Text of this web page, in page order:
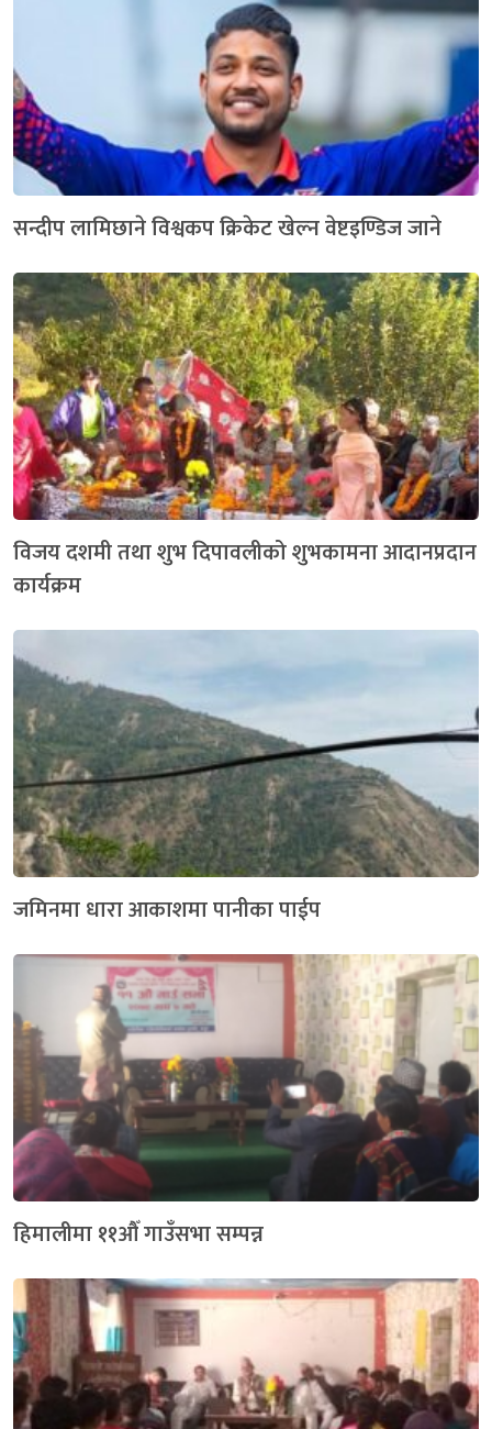
सन्दीप लामिछाने विश्वकप क्रिकेट खेल्न वेष्टइण्डिज जाने
विजय दशमी तथा शुभ दिपावलीको शुभकामना आदानप्रदान
कार्यक्रम
जमिनमा धारा आकाशमा पानीका पाईप
हिमालीमा ११औँ गाउँसभा सम्पन्न